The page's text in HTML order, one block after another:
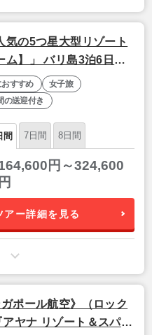
気の5つ星大型リゾート
】」 バリ島3泊6日
すすめ
女子旅
の送迎付き
間 7日間 8日間
円～324,600
アー詳細を見る
ポール航空》（ロック
ヤナ リゾート＆スパ